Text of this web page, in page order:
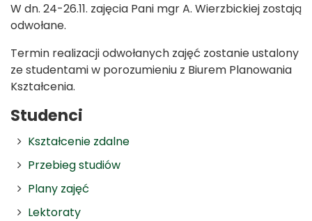
Studenci
Kształcenie zdalne
Przebieg studiów
Plany zajęć
Lektoraty
W dn. 24-26.11. zajęcia Pani mgr A. Wierzbickiej zostają
odwołane.
Termin realizacji odwołanych zajęć zostanie ustalony
ze studentami w porozumieniu z Biurem Planowania
Kształcenia.